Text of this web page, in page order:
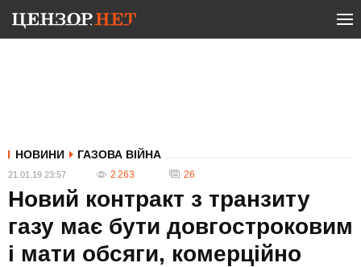
НОВИНИ ГАЗОВА ВІЙНА
21.01.19 23:57 2 263 26
Новий контракт з транзиту
газу має бути довгостроковим
і мати обсяги, комерційно